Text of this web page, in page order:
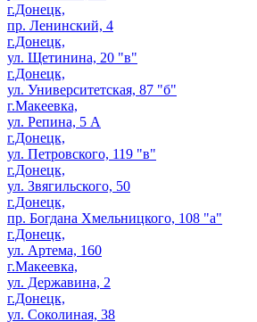
г.Донецк,
пр. Ленинский, 4
г.Донецк,
ул. Щетинина, 20 "в"
г.Донецк,
ул. Университетская, 87 "б"
г.Макеевка,
ул. Репина, 5 А
г.Донецк,
ул. Петровского, 119 "в"
г.Донецк,
ул. Звягильского, 50
г.Донецк,
пр. Богдана Хмельницкого, 108 "а"
г.Донецк,
ул. Артема, 160
г.Макеевка,
ул. Державина, 2
г.Донецк,
ул. Соколиная, 38